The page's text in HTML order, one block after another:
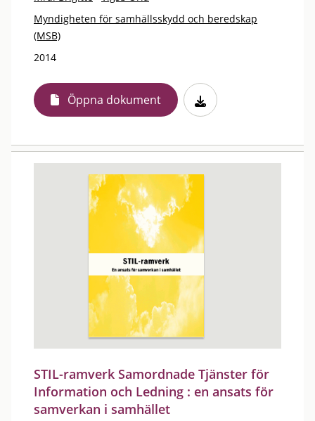
Myndigheten för samhällsskydd och beredskap
(MSB)
2014
Öppna dokument
STIL-ramverk Samordnade Tjänster för
Information och Ledning : en ansats för
samverkan i samhället